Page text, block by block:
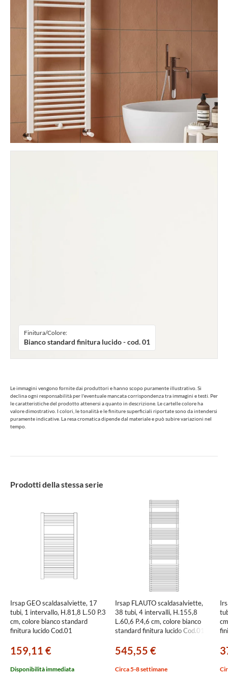
Finitura/Colore:
Bianco standard finitura lucido - cod. 01
Le immagini vengono fornite dai produttori e hanno scopo puramente illustrativo. Si
declina ogni responsabilità per l'eventuale mancata corrispondenza tra immagini e testi. Per
le caratteristiche del prodotto attenersi a quanto in descrizione. Le cartelle colore ha
valore dimostrativo. I colori, le tonalità e le finiture superficiali riportate sono da intendersi
puramente indicative. La resa cromatica dipende dal materiale e può subire variazioni nel
tempo.
Prodotti della stessa serie
Irsap GEO scaldasalviette, 17
tubi, 1 intervallo, H.81,8 L.50 P.3
cm, colore bianco standard
finitura lucido Cod.01
159,11 €
Disponibilità immediata
Irsap FLAUTO scaldasalviette,
38 tubi, 4 intervalli, H.155,8
L.60,6 P.4,6 cm, colore bianco
standard finitura lucido Cod.01
545,55 €
Circa 5-8 settimane